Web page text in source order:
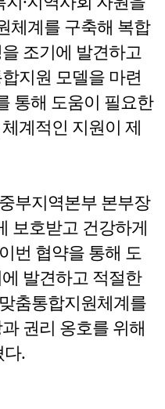
체계를 구축해 복합
조기에 발견하고
지원 모델을 마련
통해 도움이 필요한
계적인 지원이 제
부지역본부 본부장
보호받고 건강하게
번 협약을 통해 도
발견하고 적절한
춤통합지원체계를
권리 옹호를 위해
다.